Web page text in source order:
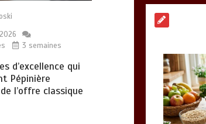
3 semaines
d’excellence qui
Pépinière
l’offre classique